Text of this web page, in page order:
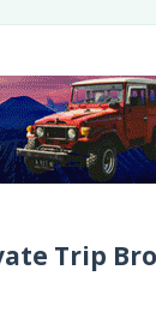
Trip